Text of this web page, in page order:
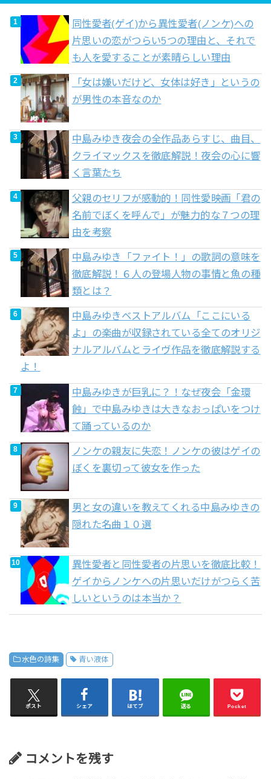
同性愛者(ゲイ)から異性愛者(ノンケ)への
片思いの恋がつらい5つの理由と、それで
も人を愛することが素晴らしい理由
「女は嫌いだけど、女体は好き」というの
が男性の本音なのか
中島みゆき夜会の全作品あらすじ、曲目、
クライマックスを徹底解説！夜会の心に響
く言葉たち
父親のセリフが感動的！同性愛映画「君の
名前でぼくを呼んで」が魅力的な７つの理
由を考察
中島みゆき「ファイト！」の歌詞の意味を
徹底解説！６人の登場人物の事情と魚の種
類とは？
中島みゆきベストアルバム「ここにいる
よ」の楽曲が収録されている全てのオリジ
ナルアルバムとライヴ作品を徹底解説する
よ！
中島みゆきが巨乳に？！なぜ夜会「金環
蝕」で中島みゆきは大きなおっぱいをつけ
て踊っているのか
ノンケの親友に失恋！ノンケの彼はゲイの
ぼくを裏切って彼女を作った
男と女の違いを教えてくれる中島みゆきの
隠れた名曲１０選
異性愛者と同性愛者の片思いを徹底比較！
ゲイからノンケへの片思いだけがつらく苦
しいというのは本当か？
水色の詩集 青い液体
ポスト シェア はてブ 送る Pocket
コメントを残す